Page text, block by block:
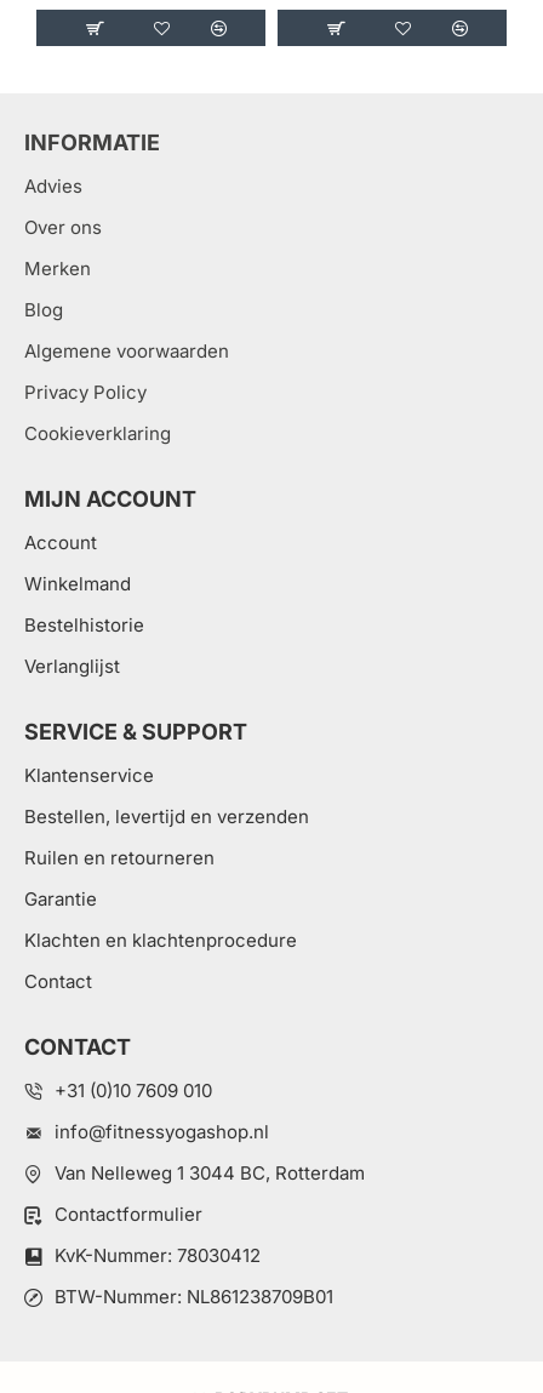
INFORMATIE
Advies
Over ons
Merken
Blog
Algemene voorwaarden
Privacy Policy
Cookieverklaring
MIJN ACCOUNT
Account
Winkelmand
Bestelhistorie
Verlanglijst
SERVICE & SUPPORT
Klantenservice
Bestellen, levertijd en verzenden
Ruilen en retourneren
Garantie
Klachten en klachtenprocedure
Contact
CONTACT
+31 (0)10 7609 010
info@fitnessyogashop.nl
Van Nelleweg 1 3044 BC, Rotterdam
Contactformulier
KvK-Nummer: 78030412
BTW-Nummer: NL861238709B01